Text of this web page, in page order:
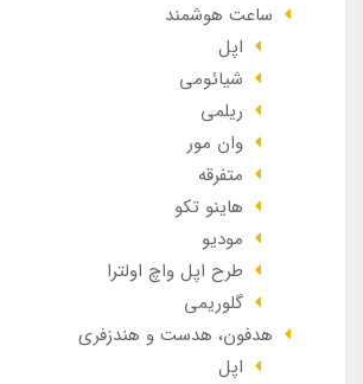
ساعت هوشمند
اپل
شیائومی
ریلمی
وان مور
متفرقه
هاینو تکو
مودیو
طرح اپل واچ اولترا
گلوریمی
هدفون، هدست و هندزفری
اپل